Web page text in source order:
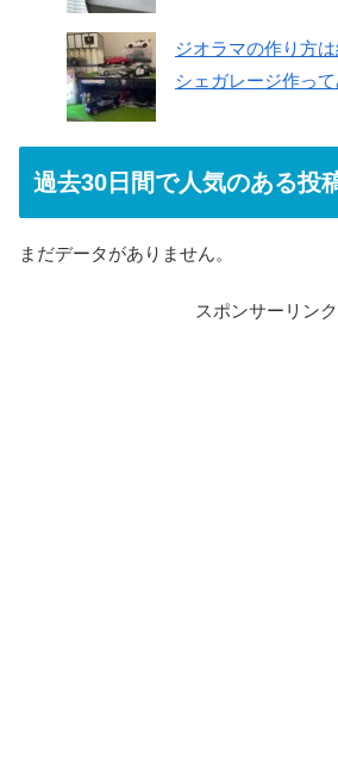
ジオラマの作り方
シェガレージ作って
過去30日間で人気のある投
まだデータがありません。
スポンサーリンク